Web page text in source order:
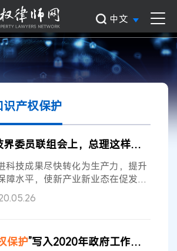
中文
识产权保护
在科协、科技界委员联组会上，总理这样谈
科技成果尽快转化为生产力，提升
障水平，使新产业新业态在促发
民生中发挥更大作用。创新源自人
化科技领域“放管服”改革，为科
为创新驱动发展不断注入动力。
保护”写入2020年政府工作报告